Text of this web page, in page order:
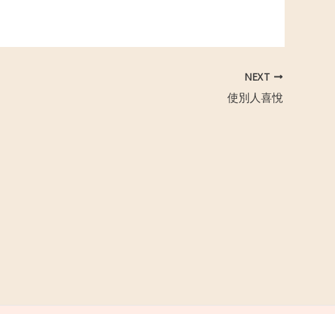
NEXT
使別人喜悅